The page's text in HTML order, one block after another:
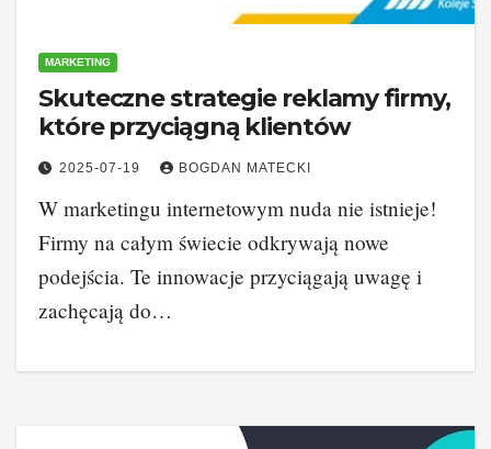
MARKETING
Skuteczne strategie reklamy firmy,
które przyciągną klientów
2025-07-19 BOGDAN MATECKI
W marketingu internetowym nuda nie istnieje!
Firmy na całym świecie odkrywają nowe
podejścia. Te innowacje przyciągają uwagę i
zachęcają do…